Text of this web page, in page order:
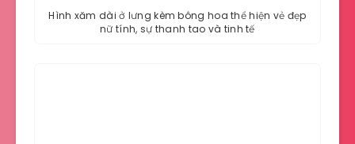
Hình xăm dài ở lưng kèm bông hoa thể hiện vẻ đẹp
nữ tính, sự thanh tao và tinh tế